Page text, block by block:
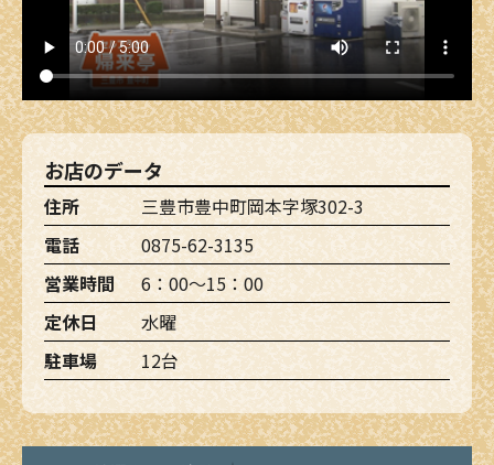
お店のデータ
住所
三豊市豊中町岡本字塚302-3
電話
0875-62-3135
営業時間
6：00～15：00
定休日
水曜
駐車場
12台